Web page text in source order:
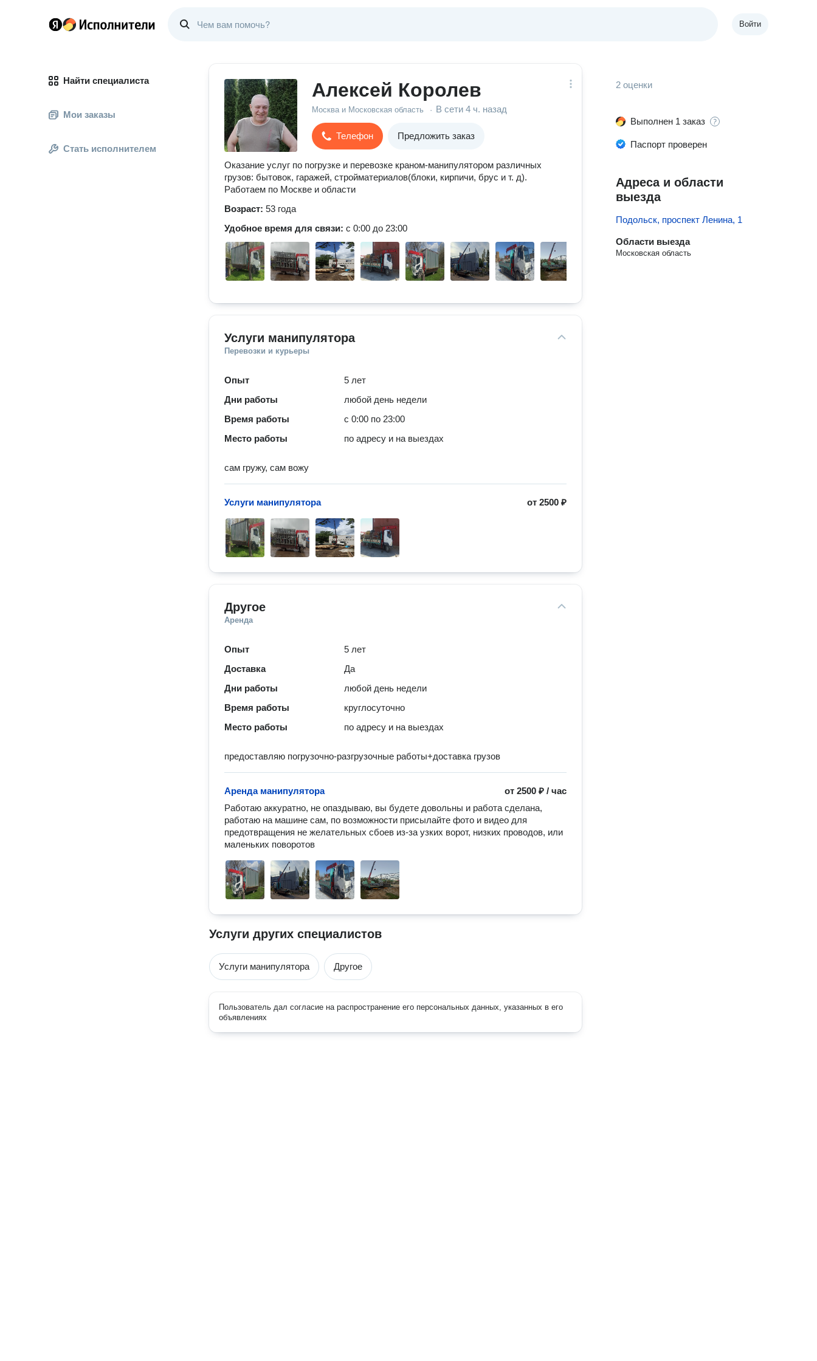
Войти
Найти специалиста
Мои заказы
Стать исполнителем
Алексей Королев
Москва и Московская область · В сети 4 ч. назад
Телефон Предложить заказ
Оказание услуг по погрузке и перевозке краном-манипулятором различных
грузов: бытовок, гаражей, стройматериалов(блоки, кирпичи, брус и т. д).
Работаем по Москве и области
Возраст: 53 года
Удобное время для связи: с 0:00 до 23:00
Услуги манипулятора
Перевозки и курьеры
Опыт
5 лет
Дни работы
любой день недели
Время работы
с 0:00 по 23:00
Место работы
по адресу и на выездах
сам гружу, сам вожу
от2500 ₽
Услуги манипулятора
Другое
Аренда
Опыт
5 лет
Доставка
Да
Дни работы
любой день недели
Время работы
круглосуточно
Место работы
по адресу и на выездах
предоставляю погрузочно-разгрузочные работы+доставка грузов
от2500 ₽ /час
Аренда манипулятора
Работаю аккуратно, не опаздываю, вы будете довольны и работа сделана,
работаю на машине сам, по возможности присылайте фото и видео для
предотвращения не желательных сбоев из-за узких ворот, низких проводов, или
маленьких поворотов
Услуги других специалистов
Услуги манипулятора Другое
Пользователь дал согласие на распространение его персональных данных, указанных в его
объявлениях
2 оценки
Выполнен 1 заказ
Паспорт проверен
Адреса и области
выезда
Подольск, проспект Ленина, 1
Области выезда
Московская область